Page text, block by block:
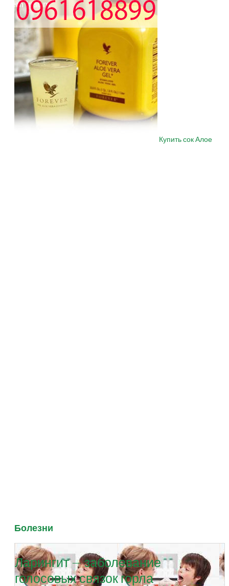
Купить сок Алое
Болезни
Ларингит — заболевание
голосовых связок горла